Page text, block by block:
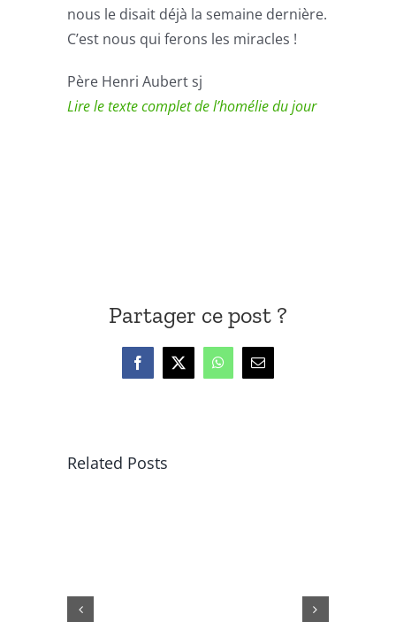
nous le disait déjà la semaine dernière.
C’est nous qui ferons les miracles !
Père Henri Aubert sj
Lire le texte complet de l’homélie du jour
Partager ce post ?
Facebook
X WhatsAppEmail
Related Posts